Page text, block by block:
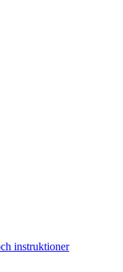
instruktioner